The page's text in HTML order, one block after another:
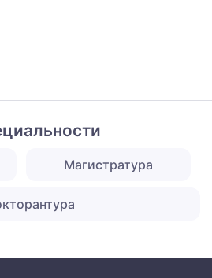
Магистратура